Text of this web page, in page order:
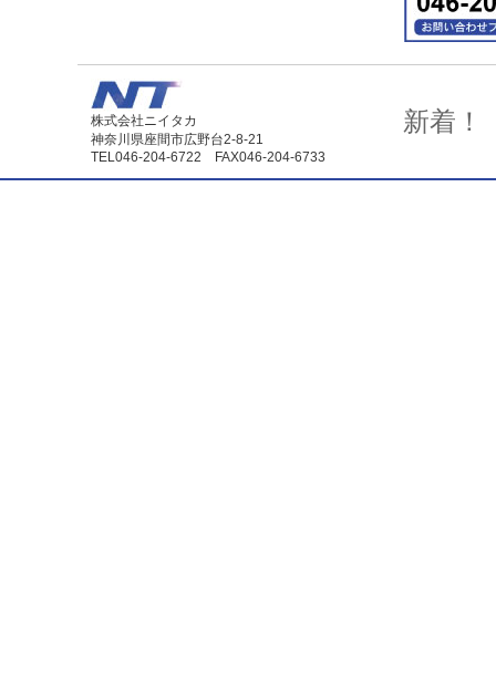
株式会社ニイタカ
神奈川県座間市広野台2-8-21
TEL046-204-6722 FAX046-204-6733
新着！